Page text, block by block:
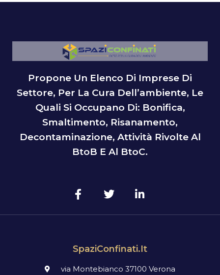
Propone Un Elenco Di Imprese Di
Settore, Per La Cura Dell’ambiente, Le
Quali Si Occupano Di: Bonifica,
Smaltimento, Risanamento,
Decontaminazione, Attività Rivolte Al
BtoB E Al BtoC.
SpaziConfinati.it
via Montebianco 37100 Verona